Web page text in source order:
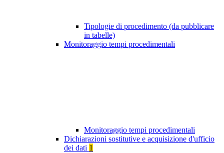
Tipologie di procedimento (da pubblicare
in tabelle)
Monitoraggio tempi procedimentali
Monitoraggio tempi procedimentali
Dichiarazioni sostitutive e acquisizione d'ufficio
dei dati 1